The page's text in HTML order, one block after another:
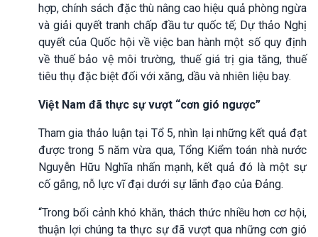
hợp, chính sách đặc thù nâng cao hiệu quả phòng ngừa
và giải quyết tranh chấp đầu tư quốc tế; Dự thảo Nghị
quyết của Quốc hội về việc ban hành một số quy định
về thuế bảo vệ môi trường, thuế giá trị gia tăng, thuế
tiêu thụ đặc biệt đối với xăng, dầu và nhiên liệu bay.
Việt Nam đã thực sự vượt “cơn gió ngược”
Tham gia thảo luận tại Tổ 5, nhìn lại những kết quả đạt
được trong 5 năm vừa qua, Tổng Kiểm toán nhà nước
Nguyễn Hữu Nghĩa nhấn mạnh, kết quả đó là một sự
cố gắng, nỗ lực vĩ đại dưới sự lãnh đạo của Đảng.
“Trong bối cảnh khó khăn, thách thức nhiều hơn cơ hội,
thuận lợi chúng ta thực sự đã vượt qua những cơn gió